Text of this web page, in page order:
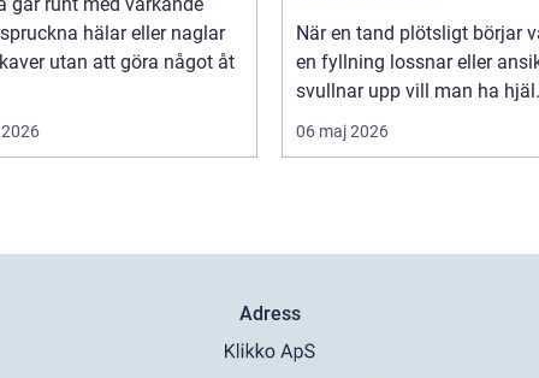
hälar eller naglar
utan att göra något åt
När en tand plötsligt börjar
en fyllning lossnar eller
svullnar upp vill man ha
06 maj 2026
Adress